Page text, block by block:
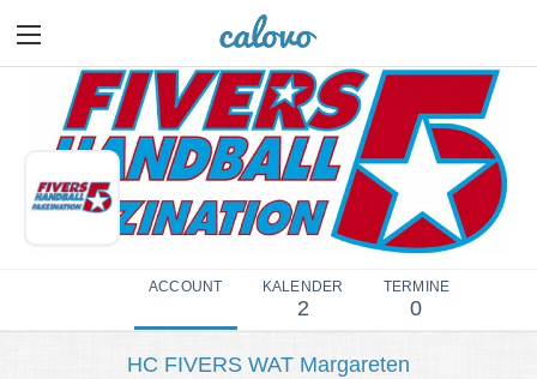
ACCOUNT KALENDER
2
TERMINE
0
HC FIVERS WAT Margareten